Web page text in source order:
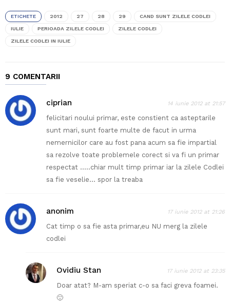
ETICHETE 2012 27 28 29 CAND SUNT ZILELE CODLEI
IULIE PERIOADA ZILELE CODLEI ZILELE CODLEI
ZILELE CODLEI IN IULIE
9 COMENTARII
ciprian 14 iunie 2012 at 21:57
felicitari noului primar, este constient ca asteptarile
sunt mari, sunt foarte multe de facut in urma
nemernicilor care au fost pana acum sa fie impartial
sa rezolve toate problemele corect si va fi un primar
respectat …..chiar mult timp primar iar la zilele Codlei
sa fie veselie… spor la treaba
anonim 17 iunie 2012 at 21:26
Cat timp o sa fie asta primar,eu NU merg la zilele
codlei
Ovidiu Stan 17 iunie 2012 at 23:35
Doar atat? M-am speriat c-o sa faci greva foamei.
🙂